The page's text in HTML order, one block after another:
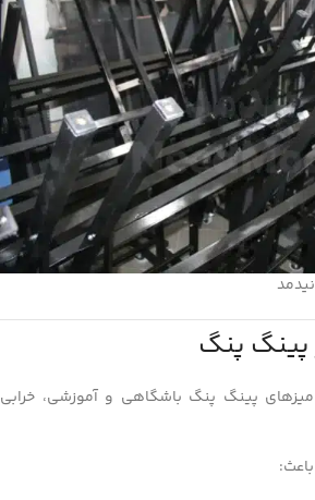
پنگ
پینگ پنگ باشگاهی و آموزشی، خرابی